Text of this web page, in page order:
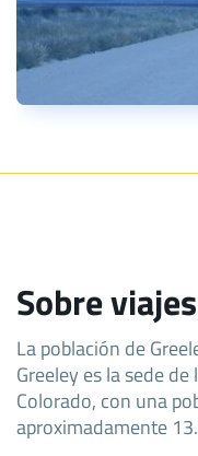
Sobre
La población de
Greeley es la sede
Colorado, con una
aproximadamente